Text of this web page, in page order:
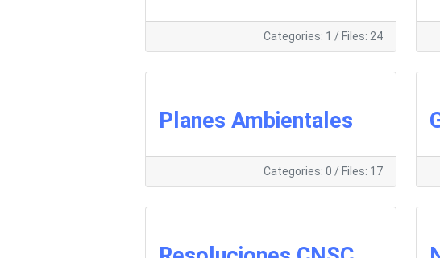
Categories: 1 / Files: 24
Planes Ambientales
Categories: 0 / Files: 17